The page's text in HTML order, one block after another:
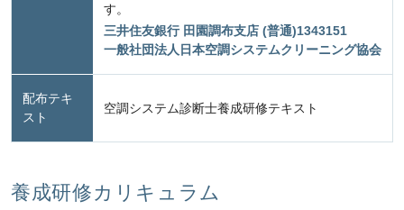
す。
三井住友銀行 田園調布支店 (普通)1343151
一般社団法人日本空調システムクリーニング協会
配布テキ
スト
空調システム診断士養成研修テキスト
養成研修カリキュラム